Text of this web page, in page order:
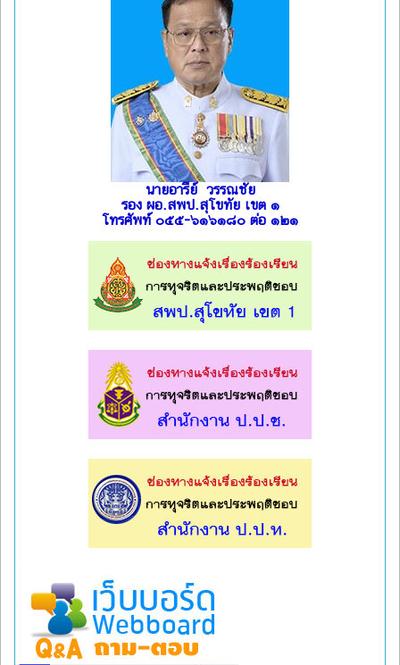
นายอารีย์ วรรณชัย
รอง ผอ.สพป.สุโขทัย เขต ๑
โทรศัพท์ ๐๕๕-๖๑๖๑๘๐ ต่อ ๑๒๑